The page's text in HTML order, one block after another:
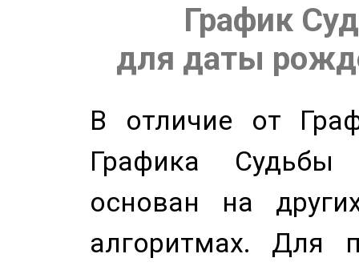
График
для даты
В отличие от
Графика
основан на
алгоритмах. Для